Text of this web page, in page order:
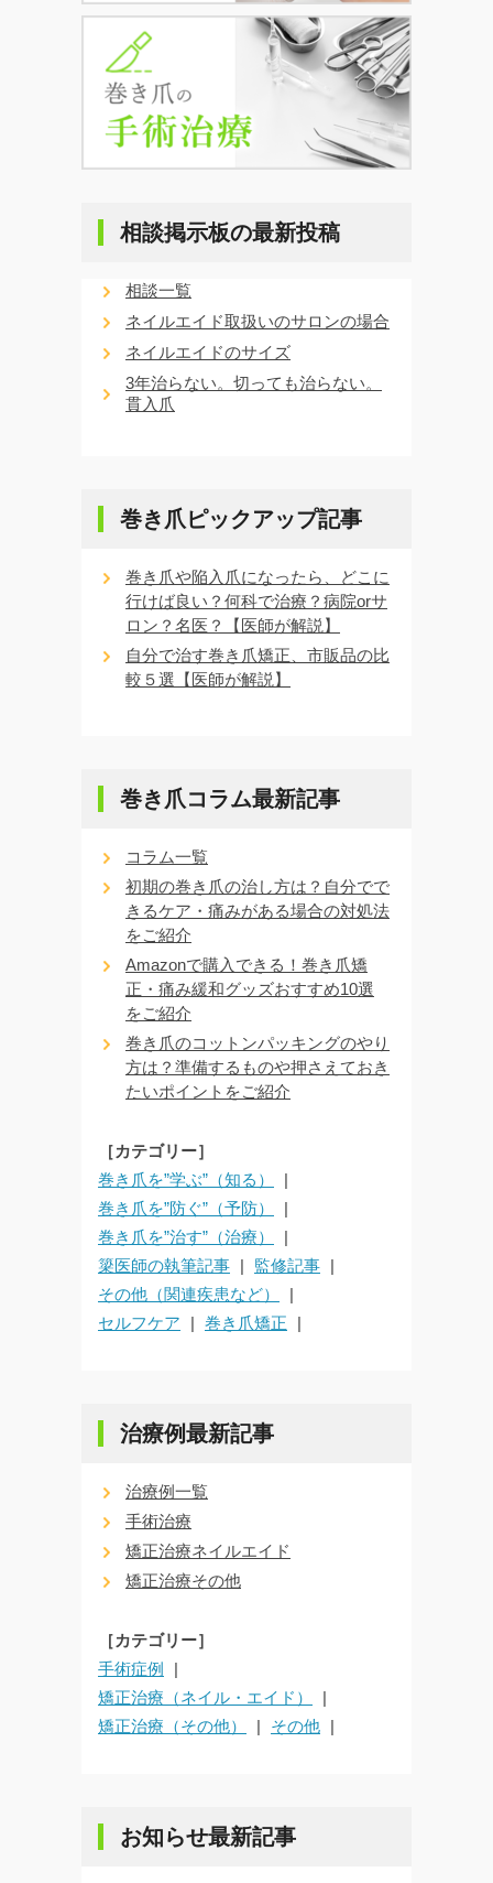
相談掲示板の最新投稿
相談一覧
ネイルエイド取扱いのサロンの場合
ネイルエイドのサイズ
3年治らない。切っても治らない。
貫入爪
巻き爪ピックアップ記事
巻き爪や陥入爪になったら、どこに
行けば良い？何科で治療？病院orサ
ロン？名医？【医師が解説】
自分で治す巻き爪矯正、市販品の比
較５選【医師が解説】
巻き爪コラム最新記事
コラム一覧
初期の巻き爪の治し方は？自分でで
きるケア・痛みがある場合の対処法
をご紹介
Amazonで購入できる！巻き爪矯
正・痛み緩和グッズおすすめ10選
をご紹介
巻き爪のコットンパッキングのやり
方は？準備するものや押さえておき
たいポイントをご紹介
［カテゴリー］
巻き爪を”学ぶ”（知る）
巻き爪を”防ぐ”（予防）
巻き爪を”治す”（治療）
簗医師の執筆記事
監修記事
その他（関連疾患など）
セルフケア
巻き爪矯正
治療例最新記事
治療例一覧
手術治療
矯正治療ネイルエイド
矯正治療その他
［カテゴリー］
手術症例
矯正治療（ネイル・エイド）
矯正治療（その他）
その他
お知らせ最新記事